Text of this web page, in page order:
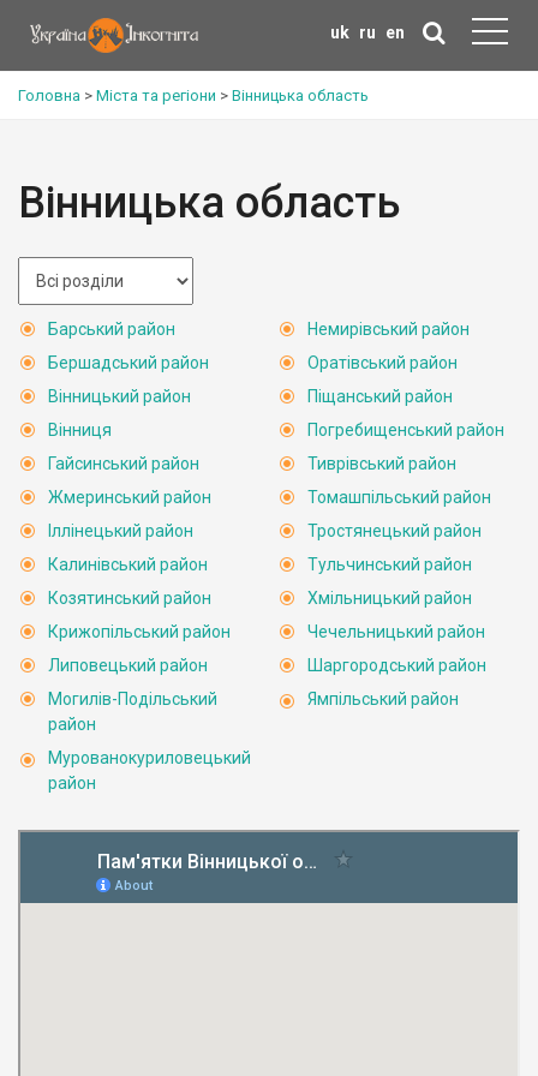
uk ru en
Головна > Міста та регіони > Вінницька область
Вінницька область
Барський район
Бершадський район
Вінницький район
Вінниця
Гайсинський район
Жмеринський район
Іллінецький район
Калинівський район
Козятинський район
Крижопільський район
Липовецький район
Могилів-Подільський
район
Мурованокуриловецький
район
Немирівський район
Оратівський район
Піщанський район
Погребищенський район
Тиврівський район
Томашпільський район
Тростянецький район
Тульчинський район
Хмільницький район
Чечельницький район
Шаргородський район
Ямпільський район